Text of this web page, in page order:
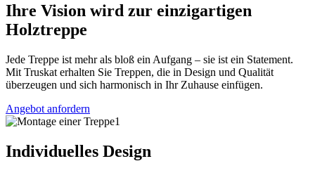
Ihre Vision wird zur einzigartigen
Holztreppe
Jede Treppe ist mehr als bloß ein Aufgang – sie ist ein Statement.
Mit Truskat erhalten Sie Treppen, die in Design und Qualität
überzeugen und sich harmonisch in Ihr Zuhause einfügen.
Angebot anfordern
Individuelles Design